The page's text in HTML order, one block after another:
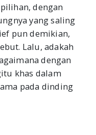
dengan
yang saling
pun demikian,
Lalu, adakah
dengan
khas dalam
pada dinding